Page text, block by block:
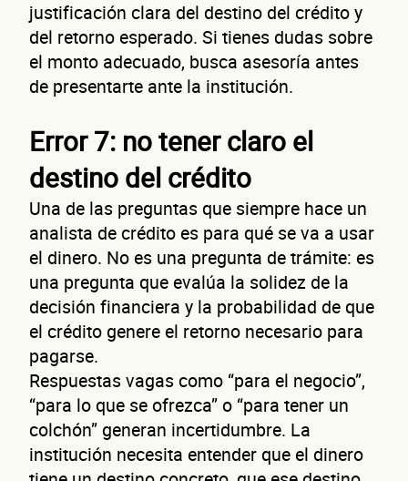
justificación clara del destino del crédito y
del retorno esperado. Si tienes dudas sobre
el monto adecuado, busca asesoría antes
de presentarte ante la institución.
Error 7: no tener claro el
destino del crédito
Una de las preguntas que siempre hace un
analista de crédito es para qué se va a usar
el dinero. No es una pregunta de trámite: es
una pregunta que evalúa la solidez de la
decisión financiera y la probabilidad de que
el crédito genere el retorno necesario para
pagarse.
Respuestas vagas como “para el negocio”,
“para lo que se ofrezca” o “para tener un
colchón” generan incertidumbre. La
institución necesita entender que el dinero
¿Cuánto factura tu negocio al año?
Esto nos ayuda a ofrecerte la línea de crédito correcta para tu negocio.